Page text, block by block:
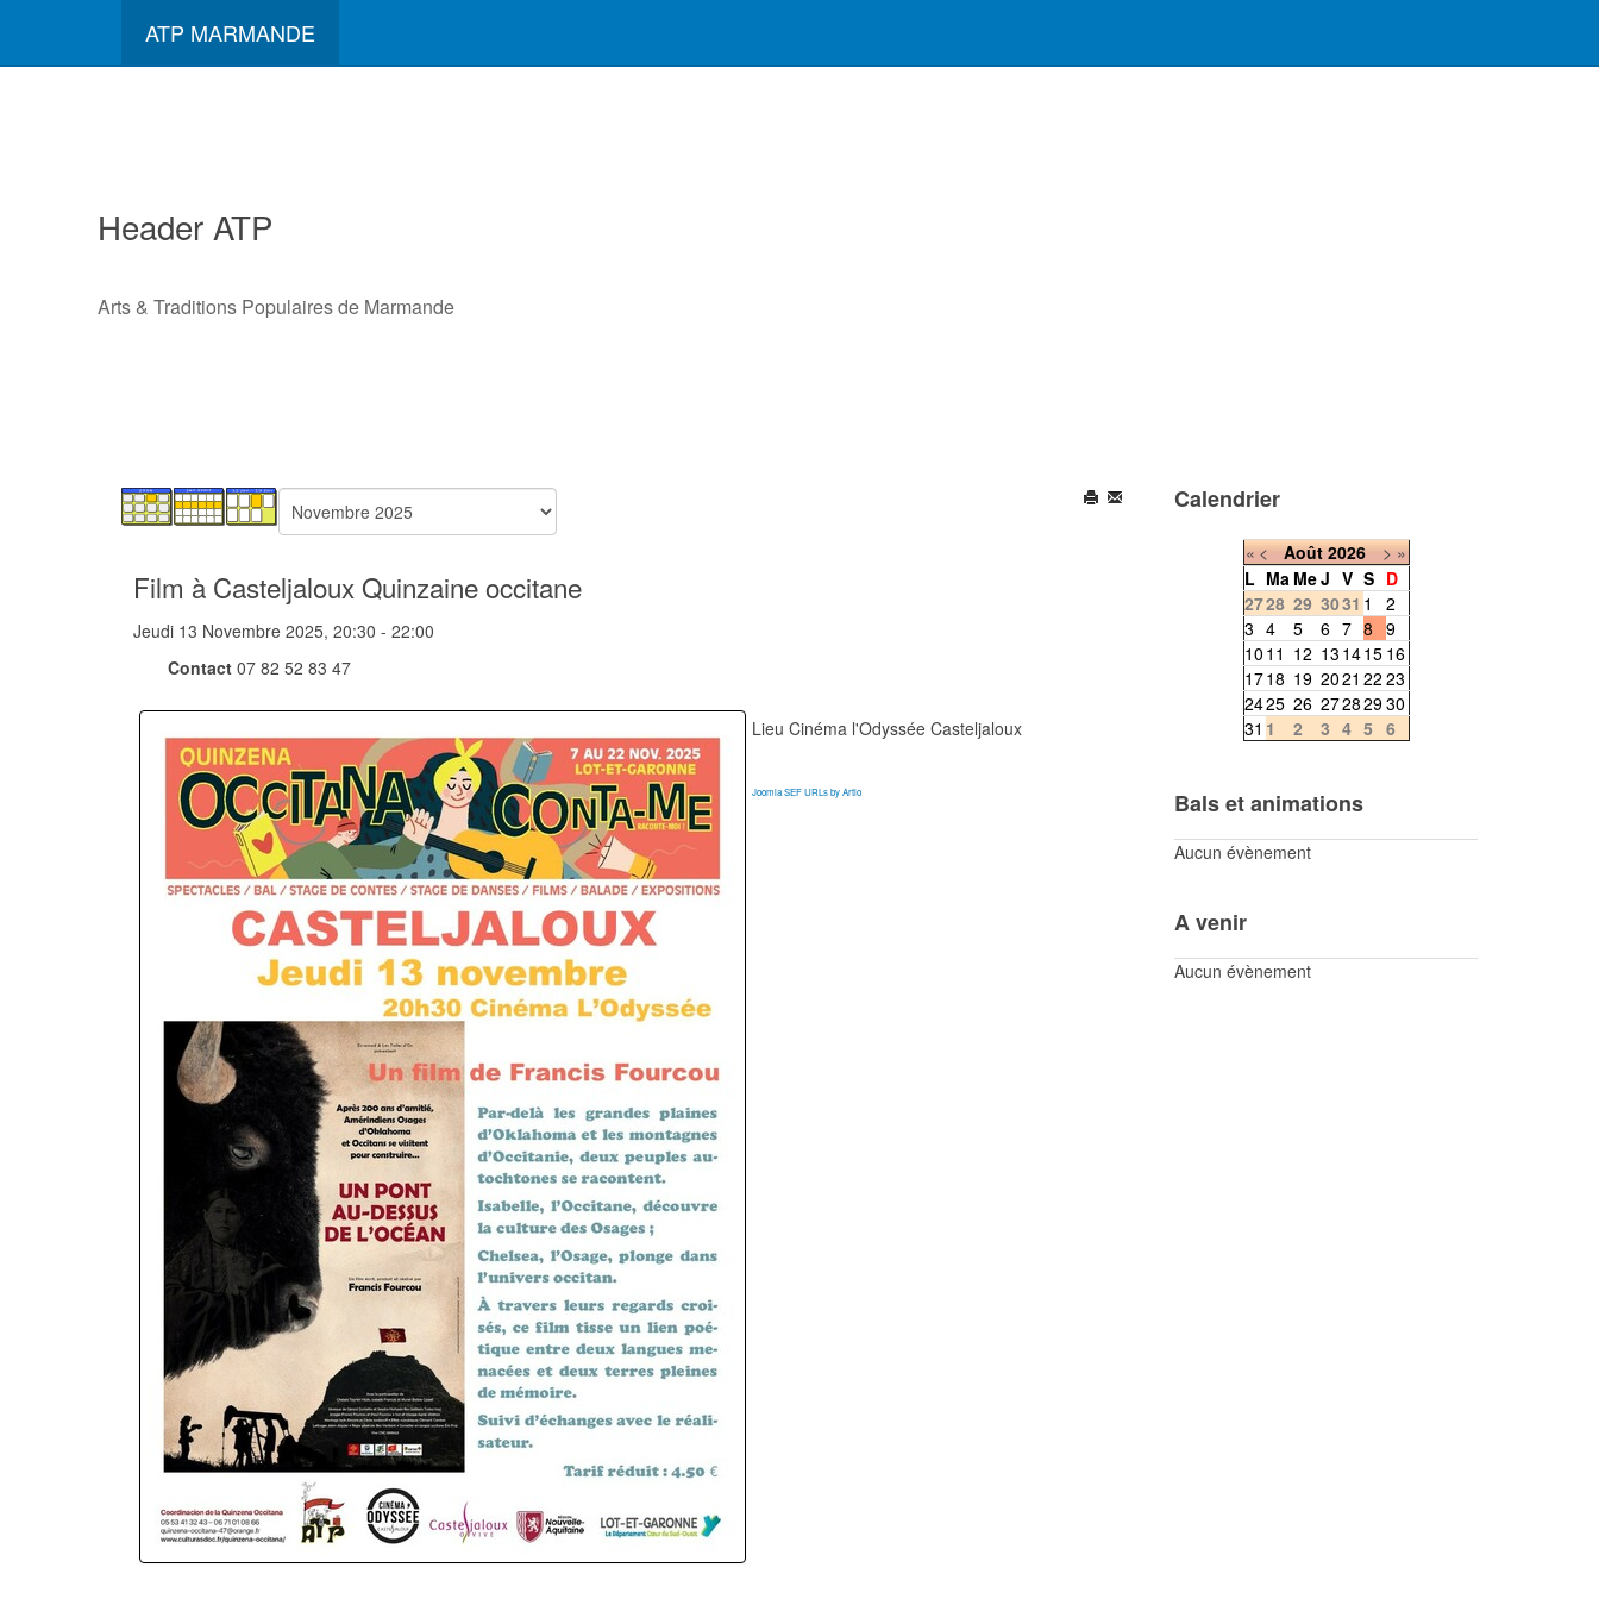
ATP MARMANDE
Header ATP
Arts & Traditions Populaires de Marmande
Film à Casteljaloux Quinzaine occitane
Jeudi 13 Novembre 2025, 20:30 - 22:00
Contact 07 82 52 83 47
Lieu Cinéma l'Odyssée Casteljaloux
Joomla SEF URLs by Artio
Calendrier
«< Août 2026 >»
L Ma MeJ V S D
2728 29 3031 1
2
3 4 5 6 7 8 9
10 11 12 13 1415 16
1718 19 2021 22 23
2425 26 27282930
31 1 2 3 4 5 6
Bals et animations
Aucun évènement
A venir
Aucun évènement